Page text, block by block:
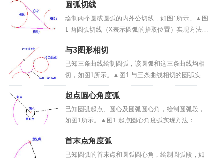
（4）输入直线长度。操作步骤：1、启动角度直线
命令：点击“曲线绘制”-> “直线”菜单项或...
圆弧切线
绘制两个圆或圆弧的内外公切线，如图1所示。▲图
1 两圆弧切线（X表示圆弧的拾取位置）实现方法：
（1）启动圆弧圆弧切线命令；（2）拾取两个圆或
圆弧。操作步骤：1、启动圆弧圆弧切线命令：点击
“曲线绘制”->“直线”菜单项或绘制工具条中&l...
与3图形相切
已知三条曲线绘制圆弧，该圆弧和这三条曲线均相
切，如图1所示。▲图1 与三条曲线相切的圆弧实现
方法：（1）启动与3图形相切圆弧命令；（2）拾取
圆弧要相切的三条曲线；操作步骤：1、启动与3图
形相切圆弧命令：点击“曲线绘制”->“圆弧”菜单...
起点圆心角度弧
已知圆弧起点、圆心及圆弧圆心角，绘制圆弧段，
如图1所示。▲图1 起点圆心角度弧实现方法：
（1）启动起点圆心角度弧命令；（2）输入圆弧起
点和圆心点；（3）输入圆弧圆心角。操作步骤：
1、启动起点圆心角度弧命令：选择导航工具栏中的
首末点角度弧
已知圆弧的首末点和圆弧圆心角，绘制圆弧段，如